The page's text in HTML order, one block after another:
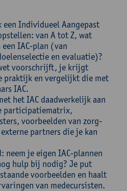
een Individueel Aangepast
van A tot Z, wat
IAC-plan (van
en evaluatie)?
voorschrijft, je krijgt
praktijk en vergelijkt die met
IAC.
het IAC daadwerkelijk aan
participatiematrix,
voorbeelden van zorg-
partners die je kan
neem je eigen IAC-plannen
hulp bij nodig? Je put
voorbeelden en haalt
van medecursisten.